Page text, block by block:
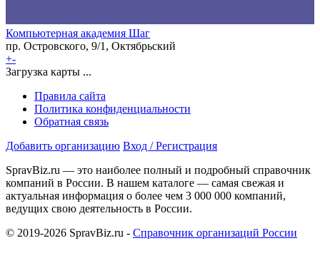
Компьютерная академия Шаг
пр. Островского, 9/1, Октябрьский
+-
Загрузка карты ...
Правила сайта
Политика конфиденциальности
Обратная связь
Добавить организацию Вход / Регистрация
SpravBiz.ru — это наиболее полный и подробный справочник
компаний в России. В нашем каталоге — самая свежая и
актуальная информация о более чем 3 000 000 компаний,
ведущих свою деятельность в России.
© 2019-2026 SpravBiz.ru - Справочник организаций России